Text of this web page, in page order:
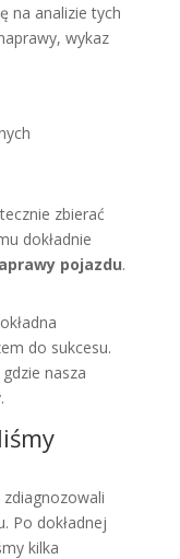
na analizie tych
wykaz
zbierać
dokładnie
pojazdu.
do sukcesu.
nasza
Po dokładnej
kilka